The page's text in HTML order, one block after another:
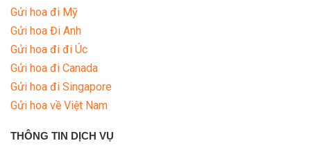
Gửi hoa đi Mỹ
Gửi hoa Đi Anh
Gửi hoa đi đi Úc
Gửi hoa đi Canada
Gửi hoa đi Singapore
Gửi hoa về Việt Nam
THÔNG TIN DỊCH VỤ